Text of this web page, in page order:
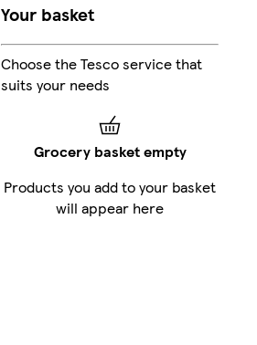
Your basket
Choose the Tesco service that
suits your needs
Grocery basket empty
Products you add to your basket
will appear here